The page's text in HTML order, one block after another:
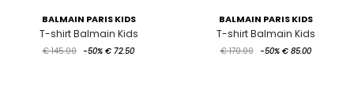
BALMAIN PARIS KIDS
T-shirt Balmain Kids
€ 145.00 -50% € 72.50
BALMAIN PARIS KIDS
T-shirt Balmain Kids
€ 170.00 -50% € 85.00